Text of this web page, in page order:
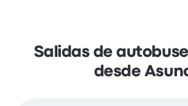
Salidas de
desde